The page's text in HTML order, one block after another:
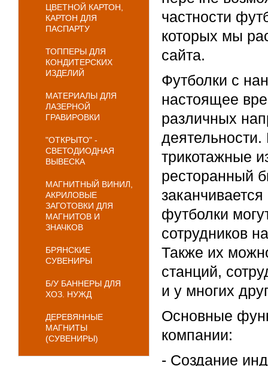
ЦВЕТНОЙ КАРТОН,
КАРТОН ДЛЯ
ПАСПАРТУ
ТОППЕРЫ ДЛЯ
КОНДИТЕРСКИХ
ИЗДЕЛИЙ
МАТЕРИАЛЫ ДЛЯ
ЛАЗЕРНОЙ
ГРАВИРОВКИ
"ОТКРЫТО" -
СВЕТОДИОДНАЯ
ВЫВЕСКА
МАГНИТНЫЙ ВИНИЛ,
АКРИЛОВЫЕ
ЗАГОТОВКИ ДЛЯ
МАГНИТОВ И
ЗНАЧКОВ
БРЯНСКИЕ
СУВЕНИРЫ
Б/У БАННЕРЫ ДЛЯ
ХОЗ. НУЖД
ДЕРЕВЯННЫЕ
МАГНИТЫ
(СУВЕНИРЫ)
частности
которых мы
сайта.
Футболки с
настоящее
различных
трикотажные
ресторанный
футболки
сотрудников
Также их
станций,
и у многих
Основные
компании:
- Создание